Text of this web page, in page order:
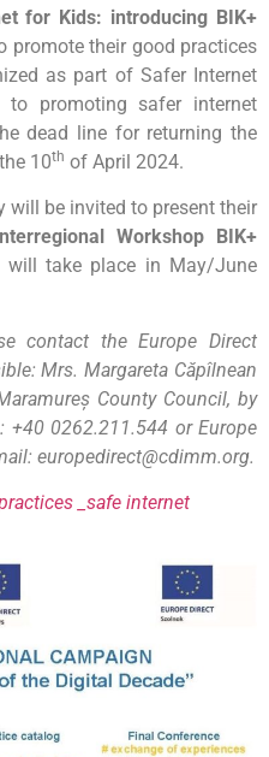
for Kids: introducing BIK+
promote their good practices
as part of Safer Internet
to promoting safer internet
dead line for returning the
10th of April 2024.
will be invited to present their
Interregional Workshop BIK+
will take place in May/June
contact the Europe Direct
Mrs. Margareta Căpîlnean
County Council, by
+40 0262.211.544 or Europe
europedirect@cdimm.org.
_safe internet